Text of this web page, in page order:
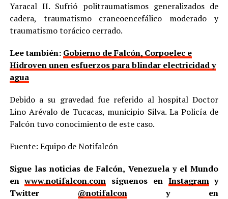
Yaracal II. Sufrió politraumatismos generalizados de
cadera, traumatismo craneoencefálico moderado y
traumatismo torácico cerrado.
Lee también: Gobierno de Falcón, Corpoelec e
Hidroven unen esfuerzos para blindar electricidad y
agua
Debido a su gravedad fue referido al hospital Doctor
Lino Arévalo de Tucacas, municipio Silva. La Policía de
Falcón tuvo conocimiento de este caso.
Fuente: Equipo de Notifalcón
Sigue las noticias de Falcón, Venezuela y el Mundo
enwww.notifalcon.com síguenos en Instagramy
Twitter @notifalcony en